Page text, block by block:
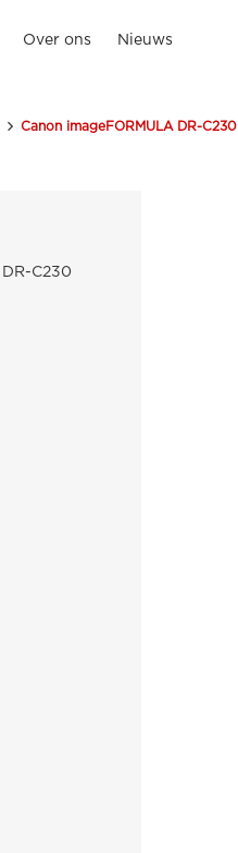
Over ons Nieuws
Canon imageFORMULA DR-C230